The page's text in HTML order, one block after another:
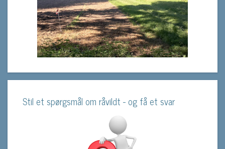
Stil et spørgsmål om råvildt - og få et svar